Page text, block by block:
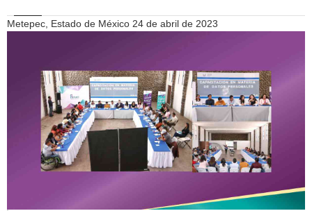
Metepec, Estado de México 24 de abril de 2023